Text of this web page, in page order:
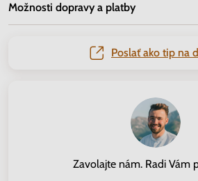
Možnosti dopravy a platby
Poslať ako tip na
Zavolajte nám. Radi Vám